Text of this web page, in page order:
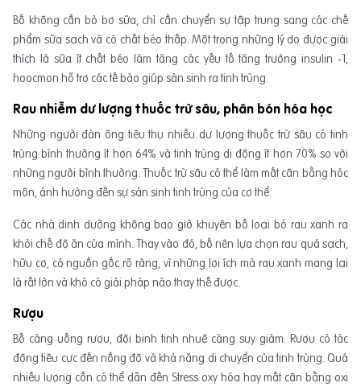
Bố không cần bỏ bơ sữa, chỉ cần chuyển sự tập trung sang các chế
phẩm sữa sạch và có chất béo thấp. Một trong những lý do được giải
thích là sữa ít chất béo làm tăng các yếu tố tăng trưởng insulin -1,
hoocmon hỗ trợ các tế bào giúp sản sinh ra tinh trùng.
Rau nhiễm dư lượng thuốc trừ sâu, phân bón hóa học
Những người đàn ông tiêu thụ nhiều dư lượng thuốc trừ sâu có tinh
trùng bình thường ít hơn 64% và tinh trùng di động ít hơn 70% so với
những người bình thường. Thuốc trừ sâu có thể làm mất cân bằng hóc
môn, ảnh hưởng đến sự sản sinh tinh trùng của cơ thể.
Các nhà dinh dưỡng không bao giờ khuyên bố loại bỏ rau xanh ra
khỏi chế độ ăn của mình. Thay vào đó, bố nên lựa chọn rau quả sạch,
hữu cơ, có nguồn gốc rõ ràng, vì những lợi ích mà rau xanh mang lại
là rất lớn và khó có giải pháp nào thay thế được.
Rượu
Bố càng uống rượu, đội binh tinh nhuệ càng suy giảm. Rượu có tác
động tiêu cực đến nồng độ và khả năng di chuyển của tinh trùng. Quá
nhiều lượng cồn có thể dẫn đến Stress oxy hóa hay mất cân bằng oxi